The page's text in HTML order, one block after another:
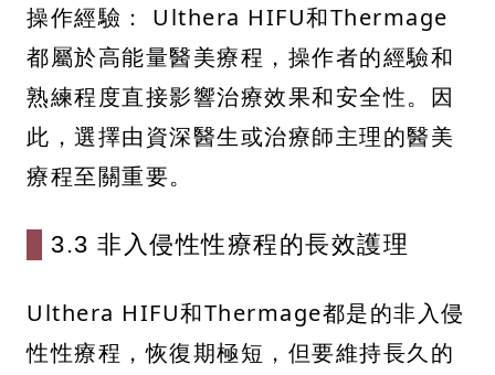
操作經驗： Ulthera HIFU和Thermage
都屬於高能量醫美療程，操作者的經驗和
熟練程度直接影響治療效果和安全性。因
此，選擇由資深醫生或治療師主理的醫美
療程至關重要。
3.3 非入侵性性療程的長效護理
Ulthera HIFU和Thermage都是的非入侵
性性療程，恢復期極短，但要維持長久的